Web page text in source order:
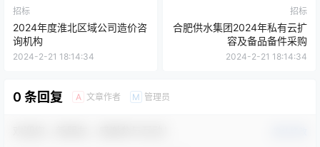
招标
2024年度淮北区域公司造价咨
询机构
2024-2-21 18:14:34
招标
合肥供水集团2024年私有云扩
容及备品备件采购
2024-2-21 18:14:34
0 条回复 A 文章作者 M 管理员